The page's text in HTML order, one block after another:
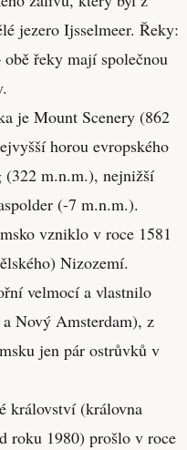
jezero Ijsselmeer. Řeky:
řeky mají společnou
je Mount Scenery (862
horou evropského
(322 m.n.m.), nejnižší
(-7 m.n.m.).
vzniklo v roce 1581
Nizozemí.
velmocí a vlastnilo
Nový Amsterdam), z
jen pár ostrůvků v
království (královna
roku 1980) prošlo v roce